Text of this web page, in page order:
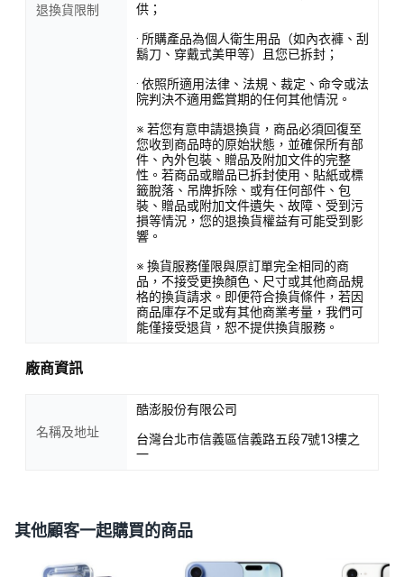
退換貨限制
供；
· 所購產品為個人衛生用品（如內衣褲、刮
鬍刀、穿戴式美甲等）且您已拆封；
· 依照所適用法律、法規、裁定、命令或法
院判決不適用鑑賞期的任何其他情況。
※ 若您有意申請退換貨，商品必須回復至
您收到商品時的原始狀態，並確保所有部
件、內外包裝、贈品及附加文件的完整
性。若商品或贈品已拆封使用、貼紙或標
籤脫落、吊牌拆除、或有任何部件、包
裝、贈品或附加文件遺失、故障、受到污
損等情況，您的退換貨權益有可能受到影
響。
※ 換貨服務僅限與原訂單完全相同的商
品，不接受更換顏色、尺寸或其他商品規
格的換貨請求。即便符合換貨條件，若因
商品庫存不足或有其他商業考量，我們可
能僅接受退貨，恕不提供換貨服務。
廠商資訊
名稱及地址
酷澎股份有限公司
台灣台北市信義區信義路五段7號13樓之
一
其他顧客一起購買的商品